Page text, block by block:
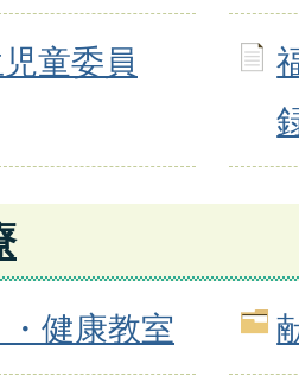
童委員
健康教室